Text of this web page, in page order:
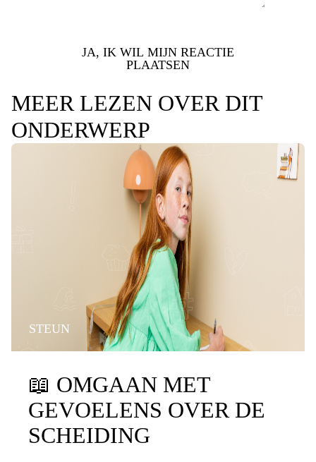
JA, IK WIL MIJN REACTIE
PLAATSEN
MEER LEZEN OVER DIT
ONDERWERP
STEUN
📖 OMGAAN MET
GEVOELENS OVER DE
SCHEIDING